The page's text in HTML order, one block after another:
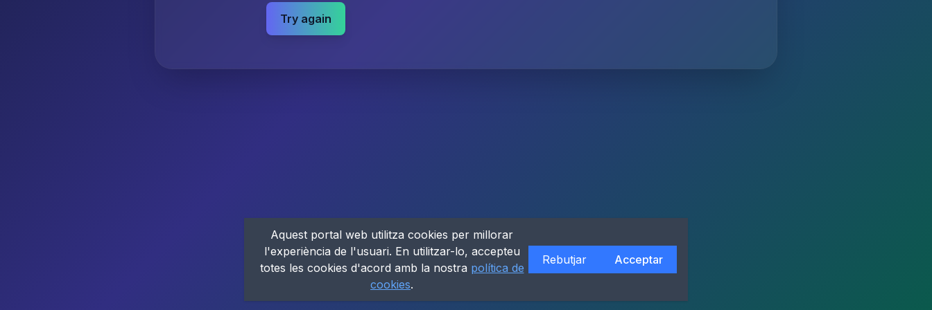
Try again
Aquest portal web utilitza cookies per millorar
l'experiència de l'usuari. En utilitzar-lo, accepteu
totes les cookies d'acord amb la nostra política de
cookies.
Rebutjar Acceptar